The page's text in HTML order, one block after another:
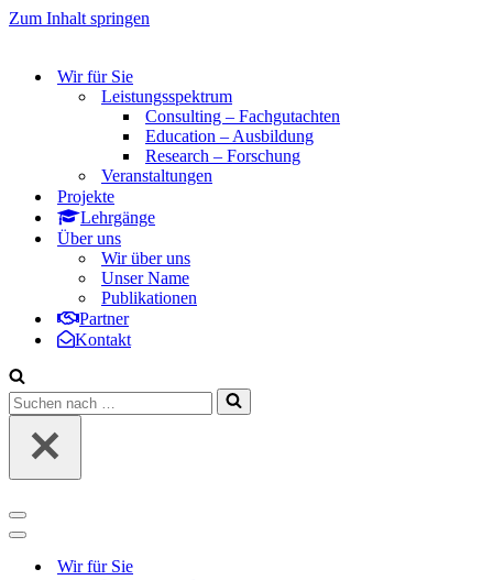
Zum Inhalt springen
Wir für Sie
Leistungsspektrum
Consulting – Fachgutachten
Education – Ausbildung
Research – Forschung
Veranstaltungen
Projekte
Lehrgänge
Über uns
Wir über uns
Unser Name
Publikationen
Partner
Kontakt
Suchen
nach …
Navigationsmenü
Navigationsmenü
Wir für Sie